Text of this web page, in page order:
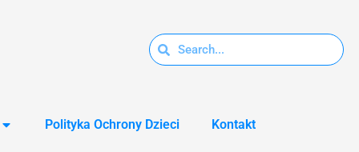
Polityka Ochrony Dzieci Kontakt